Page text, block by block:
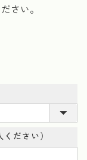
さい。
ださい）